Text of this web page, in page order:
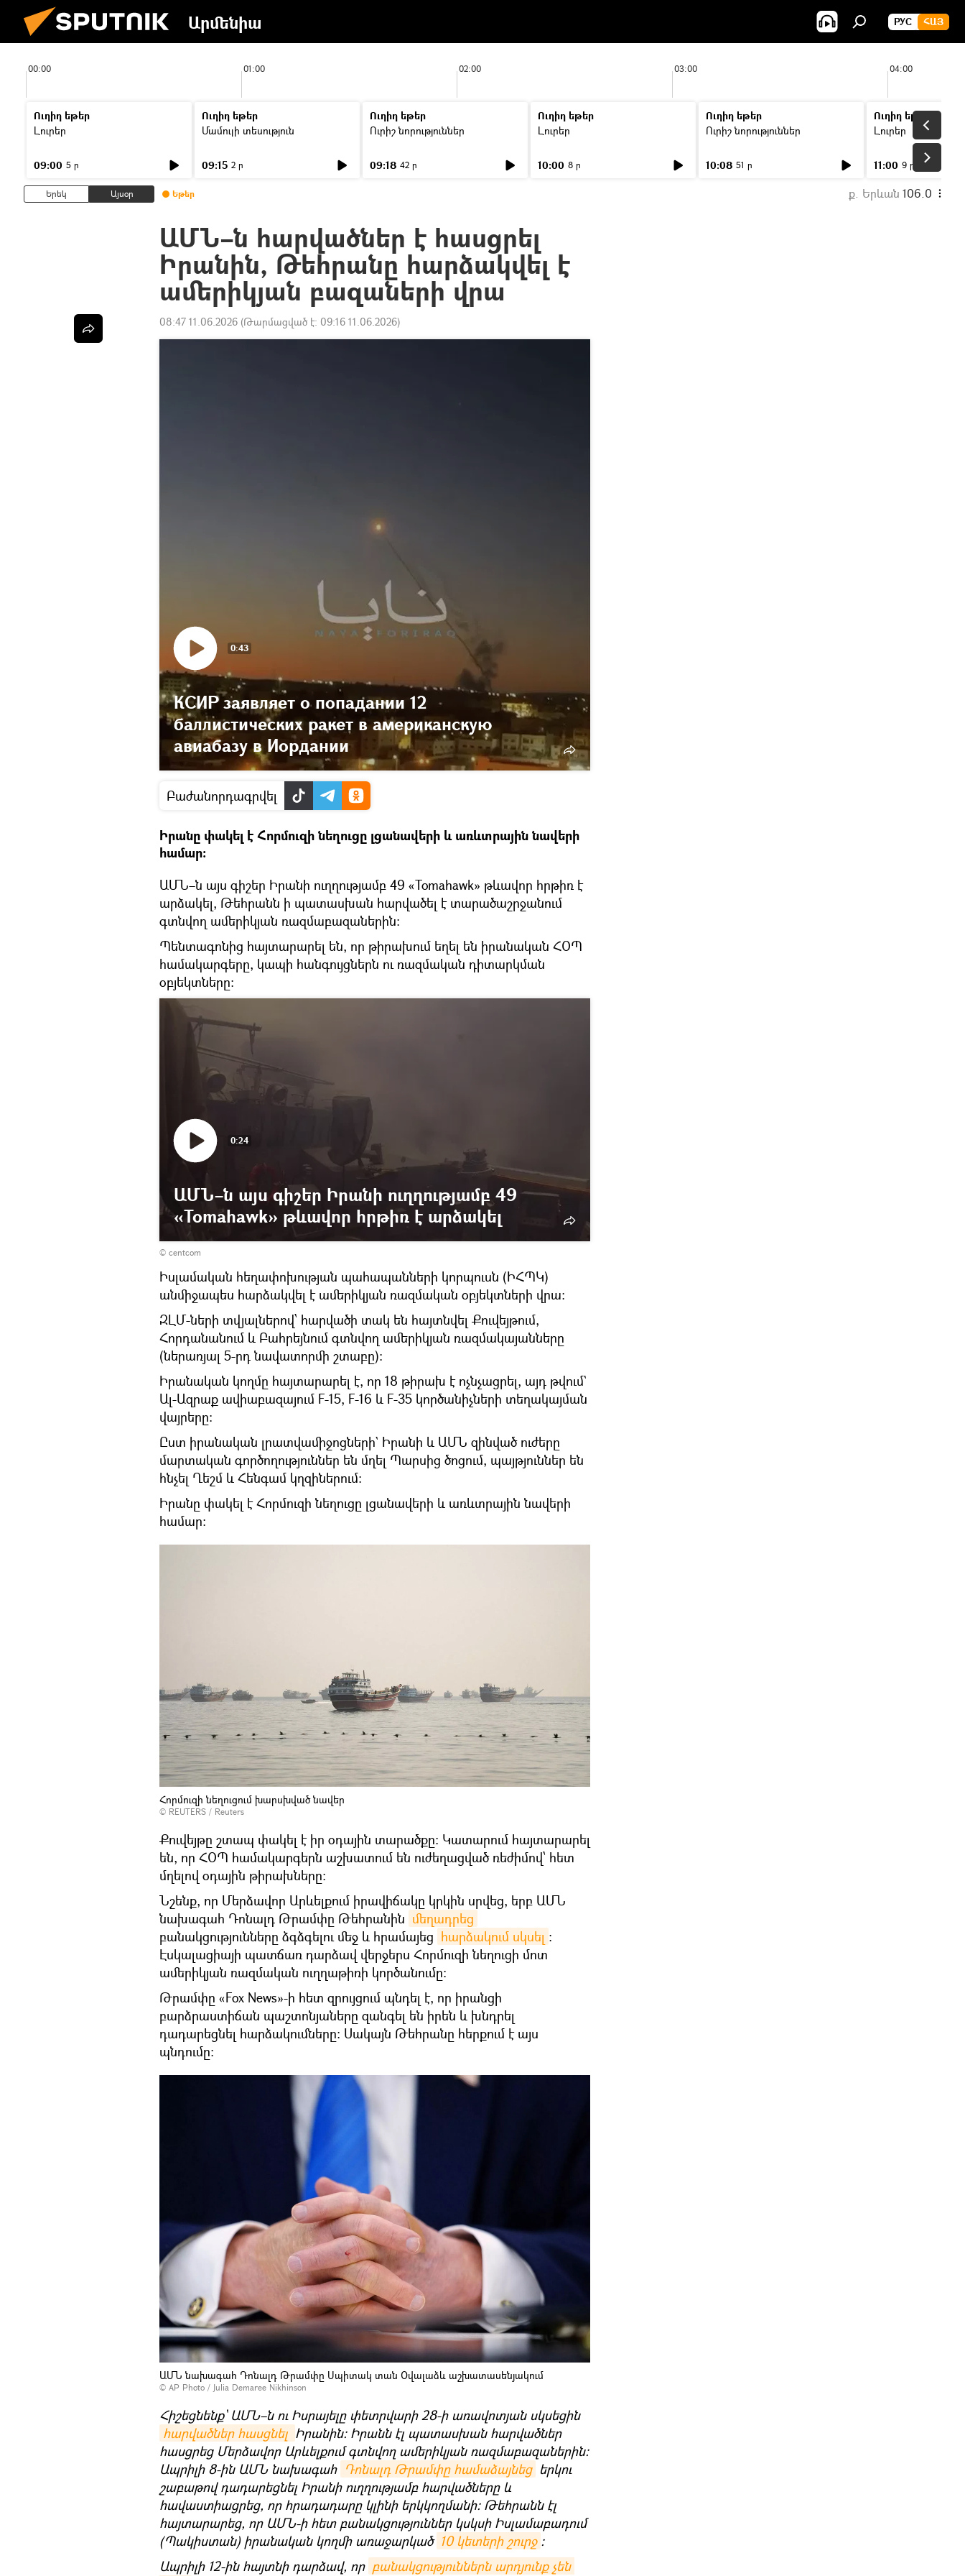
Արմենիա РУС ՀԱՅ
00:00 01:00 02:00 03:00 04:00
Ուղիղ եթեր
Լուրեր
09:00 5 ր
Ուղիղ եթեր
Մամուլի տեսություն
09:15 2 ր
Ուղիղ եթեր
Ուրիշ նորություններ
09:18 42 ր
Ուղիղ եթեր
Լուրեր
10:00 8 ր
Ուղիղ եթեր
Ուրիշ նորություններ
10:08 51 ր
Ուղիղ եթեր
Լուրեր
11:00 9 ր
Երեկ Այսօր Եթեր ք. Երևան 106.0
ԱՄՆ–ն հարվածներ է հասցրել
Իրանին, Թեհրանը հարձակվել է
ամերիկյան բազաների վրա
08:47 11.06.2026 (Թարմացված է: 09:16 11.06.2026)
КСИР заявляет о попадании 12
баллистических ракет в американскую
авиабазу в Иордании
0:43
Բաժանորդագրվել
Իրանը փակել է Հորմուզի նեղուցը լցանավերի և առևտրային նավերի
համար։
ԱՄՆ–ն այս գիշեր Իրանի ուղղությամբ 49 «Tomahawk» թևավոր հրթիռ է
արձակել, Թեհրանն ի պատասխան հարվածել է տարածաշրջանում
գտնվող ամերիկյան ռազմաբազաներին։
Պենտագոնից հայտարարել են, որ թիրախում եղել են իրանական ՀՕՊ
համակարգերը, կապի հանգույցներն ու ռազմական դիտարկման
օբյեկտները:
ԱՄՆ–ն այս գիշեր Իրանի ուղղությամբ 49
«Tomahawk» թևավոր հրթիռ է արձակել
0:24
© centcom
Իսլամական հեղափոխության պահապանների կորպուսն (ԻՀՊԿ)
անմիջապես հարձակվել է ամերիկյան ռազմական օբյեկտների վրա։
ԶԼՄ-ների տվյալներով՝ հարվածի տակ են հայտնվել Քուվեյթում,
Հորդանանում և Բահրեյնում գտնվող ամերիկյան ռազմակայանները
(ներառյալ 5-րդ նավատորմի շտաբը):
Իրանական կողմը հայտարարել է, որ 18 թիրախ է ոչնչացրել, այդ թվում`
Ալ-Ազրաք ավիաբազայում F-15, F-16 և F-35 կործանիչների տեղակայման
վայրերը։
Ըստ իրանական լրատվամիջոցների` Իրանի և ԱՄՆ զինված ուժերը
մարտական գործողություններ են մղել Պարսից ծոցում, պայթյուններ են
հնչել Ղեշմ և Հենգամ կղզիներում:
Իրանը փակել է Հորմուզի նեղուցը լցանավերի և առևտրային նավերի
համար։
Հորմուզի նեղուցում խարսխված նավեր
© REUTERS / Reuters
Քուվեյթը շտապ փակել է իր օդային տարածքը: Կատարում հայտարարել
են, որ ՀՕՊ համակարգերն աշխատում են ուժեղացված ռեժիմով՝ հետ
մղելով օդային թիրախները։
Նշենք, որ Մերձավոր Արևելքում իրավիճակը կրկին սրվեց, երբ ԱՄՆ
նախագահ Դոնալդ Թրամփը Թեհրանին մեղադրեց
բանակցությունները ձգձգելու մեջ և հրամայեց հարձակում սկսել :
Էսկալացիայի պատճառ դարձավ վերջերս Հորմուզի նեղուցի մոտ
ամերիկյան ռազմական ուղղաթիռի կործանումը։
Թրամփը «Fox News»-ի հետ զրույցում պնդել է, որ իրանցի
բարձրաստիճան պաշտոնյաները զանգել են իրեն և խնդրել
դադարեցնել հարձակումները։ Սակայն Թեհրանը հերքում է այս
պնդումը։
ԱՄՆ նախագահ Դոնալդ Թրամփը Սպիտակ տան Օվալաձև աշխատասենյակում
© AP Photo / Julia Demaree Nikhinson
Հիշեցնենք` ԱՄՆ–ն ու Իսրայելը փետրվարի 28-ի առավոտյան սկսեցին
հարվածներ հասցնել Իրանին։ Իրանն էլ պատասխան հարվածներ
հասցրեց Մերձավոր Արևելքում գտնվող ամերիկյան ռազմաբազաներին։
Ապրիլի 8-ին ԱՄՆ նախագահ Դոնալդ Թրամփը համաձայնեց երկու
շաբաթով դադարեցնել Իրանի ուղղությամբ հարվածները և
հավաստիացրեց, որ հրադադարը կլինի երկկողմանի։ Թեհրանն էլ
հայտարարեց, որ ԱՄՆ-ի հետ բանակցություններ կսկսի Իսլամաբադում
(Պակիստան) իրանական կողմի առաջարկած 10 կետերի շուրջ ։
Ապրիլի 12-ին հայտնի դարձավ, որ բանակցություններն արդյունք չեն